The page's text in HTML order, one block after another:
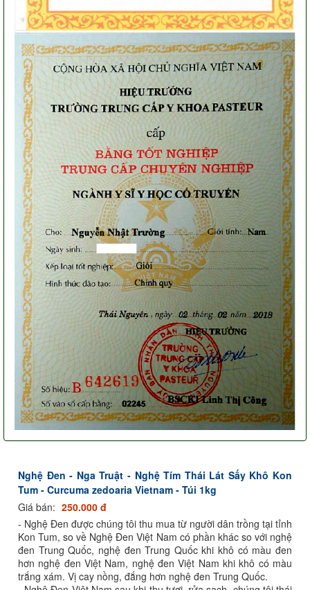
Nghệ Đen - Nga Truật - Nghệ Tím Thái Lát Sấy Khô Kon
Tum - Curcuma zedoaria Vietnam - Túi 1kg
Giá bán: 250.000 đ
- Nghệ Đen được chúng tôi thu mua từ người dân trồng tại tỉnh
Kon Tum, so về Nghệ Đen Việt Nam có phần khác so với nghệ
đen Trung Quốc, nghệ đen Trung Quốc khi khô có màu đen
hơn nghệ đen Việt Nam, nghệ đen Việt Nam khi khô có màu
trắng xám. Vị cay nồng, đắng hơn nghệ đen Trung Quốc.